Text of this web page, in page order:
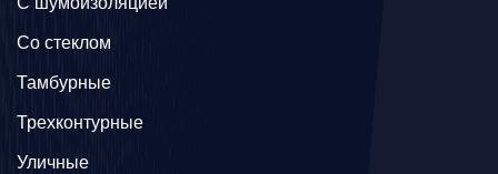
Со стеклом
Тамбурные
Трехконтурные
Уличные